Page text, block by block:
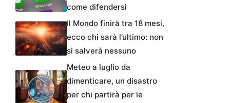
come difendersi
Il Mondo finirà tra 18 mesi,
ecco chi sarà l’ultimo: non
si salverà nessuno
Meteo a luglio da
dimenticare, un disastro
per chi partirà per le